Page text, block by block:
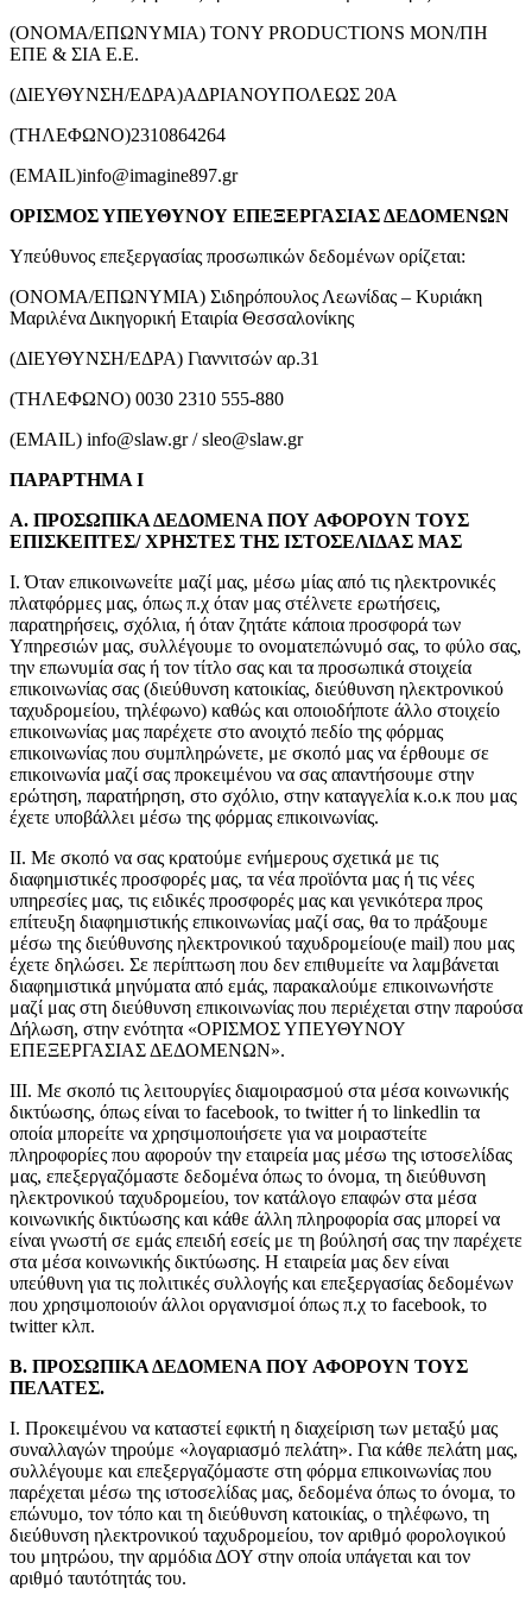
(ΟΝΟΜΑ/ΕΠΩΝΥΜΙΑ) ΤΟΝΥ PRODUCTIONS ΜΟΝ/ΠΗ
ΕΠΕ & ΣΙΑ Ε.Ε.
(ΔΙΕΥΘΥΝΣΗ/ΕΔΡΑ)ΑΔΡΙΑΝΟΥΠΟΛΕΩΣ 20Α
(ΤΗΛΕΦΩΝΟ)2310864264
(EMAIL)info@imagine897.gr
ΟΡΙΣΜΟΣ ΥΠΕΥΘΥΝΟΥ ΕΠΕΞΕΡΓΑΣΙΑΣ ΔΕΔΟΜΕΝΩΝ
Υπεύθυνος επεξεργασίας προσωπικών δεδομένων ορίζεται:
(ΟΝΟΜΑ/ΕΠΩΝΥΜΙΑ) Σιδηρόπουλος Λεωνίδας – Κυριάκη
Μαριλένα Δικηγορική Εταιρία Θεσσαλονίκης
(ΔΙΕΥΘΥΝΣΗ/ΕΔΡΑ) Γιαννιτσών αρ.31
(ΤΗΛΕΦΩΝΟ) 0030 2310 555-880
(EMAIL) info@slaw.gr/sleo@slaw.gr
ΠΑΡΑΡΤΗΜΑ Ι
Α. ΠΡΟΣΩΠΙΚΑ ΔΕΔΟΜΕΝΑ ΠΟΥ ΑΦΟΡΟΥΝ ΤΟΥΣ
ΕΠΙΣΚΕΠΤΕΣ/ ΧΡΗΣΤΕΣ ΤΗΣ ΙΣΤΟΣΕΛΙΔΑΣ ΜΑΣ
Ι. Όταν επικοινωνείτε μαζί μας, μέσω μίας από τις ηλεκτρονικές
πλατφόρμες μας, όπως π.χ όταν μας στέλνετε ερωτήσεις,
παρατηρήσεις, σχόλια, ή όταν ζητάτε κάποια προσφορά των
Υπηρεσιών μας, συλλέγουμε το ονοματεπώνυμό σας, το φύλο σας,
την επωνυμία σας ή τον τίτλο σας και τα προσωπικά στοιχεία
επικοινωνίας σας (διεύθυνση κατοικίας, διεύθυνση ηλεκτρονικού
ταχυδρομείου, τηλέφωνο) καθώς και οποιοδήποτε άλλο στοιχείο
επικοινωνίας μας παρέχετε στο ανοιχτό πεδίο της φόρμας
επικοινωνίας που συμπληρώνετε, με σκοπό μας να έρθουμε σε
επικοινωνία μαζί σας προκειμένου να σας απαντήσουμε στην
ερώτηση, παρατήρηση, στο σχόλιο, στην καταγγελία κ.ο.κ που μας
έχετε υποβάλλει μέσω της φόρμας επικοινωνίας.
ΙΙ. Με σκοπό να σας κρατούμε ενήμερους σχετικά με τις
διαφημιστικές προσφορές μας, τα νέα προϊόντα μας ή τις νέες
υπηρεσίες μας, τις ειδικές προσφορές μας και γενικότερα προς
επίτευξη διαφημιστικής επικοινωνίας μαζί σας, θα το πράξουμε
μέσω της διεύθυνσης ηλεκτρονικού ταχυδρομείου(e mail) που μας
έχετε δηλώσει. Σε περίπτωση που δεν επιθυμείτε να λαμβάνεται
διαφημιστικά μηνύματα από εμάς, παρακαλούμε επικοινωνήστε
μαζί μας στη διεύθυνση επικοινωνίας που περιέχεται στην παρούσα
Δήλωση, στην ενότητα «ΟΡΙΣΜΟΣ ΥΠΕΥΘΥΝΟΥ
ΕΠΕΞΕΡΓΑΣΙΑΣ ΔΕΔΟΜΕΝΩΝ».
ΙΙΙ. Με σκοπό τις λειτουργίες διαμοιρασμού στα μέσα κοινωνικής
δικτύωσης, όπως είναι το facebook, το twitter ή το linkedlin τα
οποία μπορείτε να χρησιμοποιήσετε για να μοιραστείτε
πληροφορίες που αφορούν την εταιρεία μας μέσω της ιστοσελίδας
μας, επεξεργαζόμαστε δεδομένα όπως το όνομα, τη διεύθυνση
ηλεκτρονικού ταχυδρομείου, τον κατάλογο επαφών στα μέσα
κοινωνικής δικτύωσης και κάθε άλλη πληροφορία σας μπορεί να
είναι γνωστή σε εμάς επειδή εσείς με τη βούλησή σας την παρέχετε
στα μέσα κοινωνικής δικτύωσης. Η εταιρεία μας δεν είναι
υπεύθυνη για τις πολιτικές συλλογής και επεξεργασίας δεδομένων
που χρησιμοποιούν άλλοι οργανισμοί όπως π.χ το facebook, το
twitter κλπ.
Β. ΠΡΟΣΩΠΙΚΑ ΔΕΔΟΜΕΝΑ ΠΟΥ ΑΦΟΡΟΥΝ ΤΟΥΣ
ΠΕΛΑΤΕΣ.
I. Προκειμένου να καταστεί εφικτή η διαχείριση των μεταξύ μας
συναλλαγών τηρούμε «λογαριασμό πελάτη». Για κάθε πελάτη μας,
συλλέγουμε και επεξεργαζόμαστε στη φόρμα επικοινωνίας που
παρέχεται μέσω της ιστοσελίδας μας, δεδομένα όπως το όνομα, το
επώνυμο, τον τόπο και τη διεύθυνση κατοικίας, ο τηλέφωνο, τη
διεύθυνση ηλεκτρονικού ταχυδρομείου, τον αριθμό φορολογικού
του μητρώου, την αρμόδια ΔΟΥ στην οποία υπάγεται και τον
αριθμό ταυτότητάς του.